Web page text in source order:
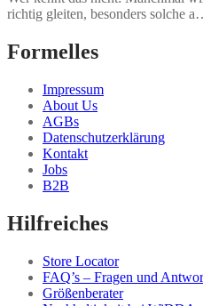
richtig gleiten, besonders solche
Formelles
Impressum
About Us
AGBs
Datenschutzerklärung
Kontakt
Jobs
B2B
Hilfreiches
Store Locator
FAQ’s – Fragen und
Größenberater